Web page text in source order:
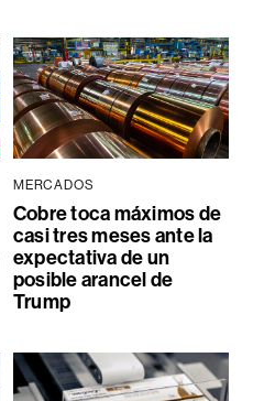
MERCADOS
Cobre toca máximos de
casi tres meses ante la
expectativa de un
posible arancel de
Trump